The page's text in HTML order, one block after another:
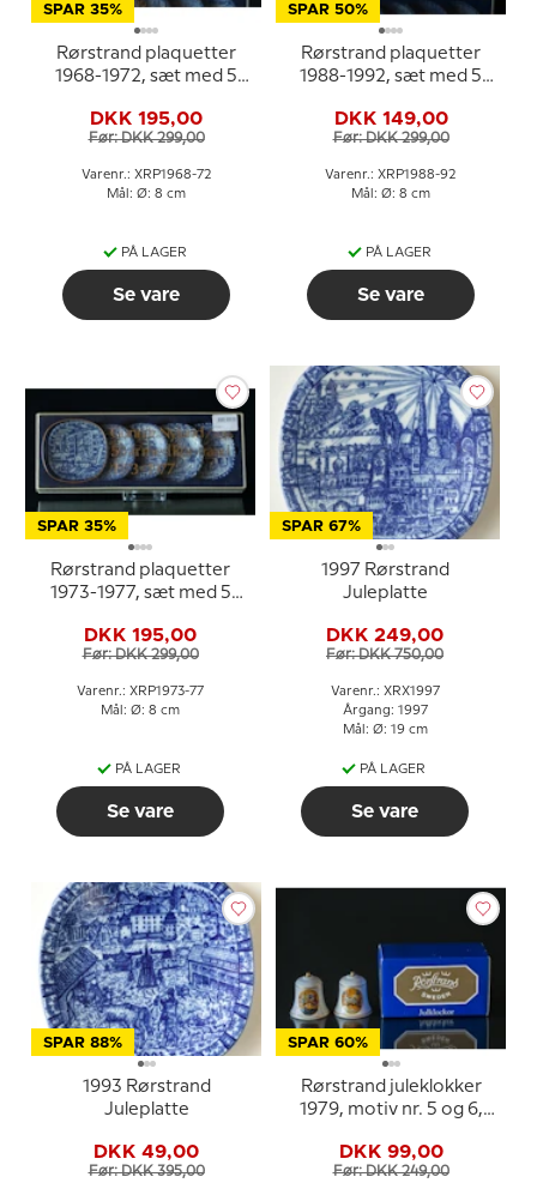
SPAR 35%
Rørstrand plaquetter
1968-1972, sæt med 5
DKK 195,00
Før: DKK 299,00
Varenr.: XRP1968-72
Mål: Ø: 8 cm
PÅ LAGER
Se vare
SPAR 50%
Rørstrand plaquetter
1988-1992, sæt med 5
DKK 149,00
Før: DKK 299,00
Varenr.: XRP1988-92
Mål: Ø: 8 cm
PÅ LAGER
Se vare
SPAR 35%
Rørstrand plaquetter
1973-1977, sæt med 5
DKK 195,00
Før: DKK 299,00
Varenr.: XRP1973-77
Mål: Ø: 8 cm
PÅ LAGER
Se vare
SPAR 67%
1997 Rørstrand
Juleplatte
DKK 249,00
Før: DKK 750,00
Varenr.: XRX1997
Årgang: 1997
Mål: Ø: 19 cm
PÅ LAGER
Se vare
SPAR 88%
1993 Rørstrand
Juleplatte
DKK 49,00
Før: DKK 395,00
SPAR 60%
Rørstrand juleklokker
1979, motiv nr. 5 og 6,
DKK 99,00
Før: DKK 249,00